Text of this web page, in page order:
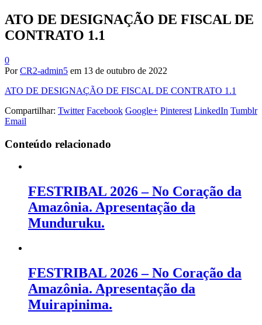
ATO DE DESIGNAÇÃO DE FISCAL DE
CONTRATO 1.1
0
PorCR2-admin5 em 13 de outubro de 2022
ATO DE DESIGNAÇÃO DE FISCAL DE CONTRATO 1.1
Compartilhar: Twitter Facebook Google+ Pinterest LinkedIn Tumblr
Email
Conteúdo relacionado
FESTRIBAL 2026 – No Coração da
Amazônia. Apresentação da
Munduruku.
FESTRIBAL 2026 – No Coração da
Amazônia. Apresentação da
Muirapinima.